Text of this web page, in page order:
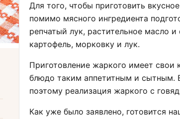
Для того, чтобы приготовить
помимо мясного ингредиента
репчатый лук, растительное масло
картофель, морковку и лук.
Приготовление жаркого имеет свои
блюдо таким аппетитным и сытным.
поэтому реализация жаркого с
Как уже было заявлено, готовится